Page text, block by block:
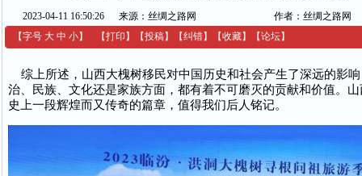
2023-04-11 16:50:26 来源：丝绸之路网
作者：丝绸之路网
【字号 大 中 小】 【打印 】 【投稿】 【纠错】 【收藏】 【论坛】
综上所述，山西大槐树移民对中国历史和社会产生了深远的影
治、民族、文化还是家族方面，都有着不可磨灭的贡献和价值。
史上一段辉煌而又传奇的篇章，值得我们后人铭记。